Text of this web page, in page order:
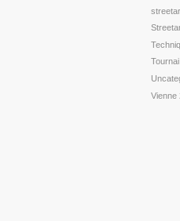
Tournai
Vienne